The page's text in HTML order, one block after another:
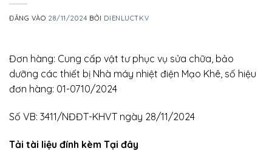
ĐĂNG VÀO 28/11/2024 BỞI DIENLUCTKV
Đơn hàng: Cung cấp vật tư phục vụ sửa chữa, bảo
dưỡng các thiết bị Nhà máy nhiệt điện Mạo Khê, số hiệu
đơn hàng: 01-0710/2024
Số VB: 3411/NĐĐT-KHVT ngày 28/11/2024
Tải tài liệu đính kèm Tại đây